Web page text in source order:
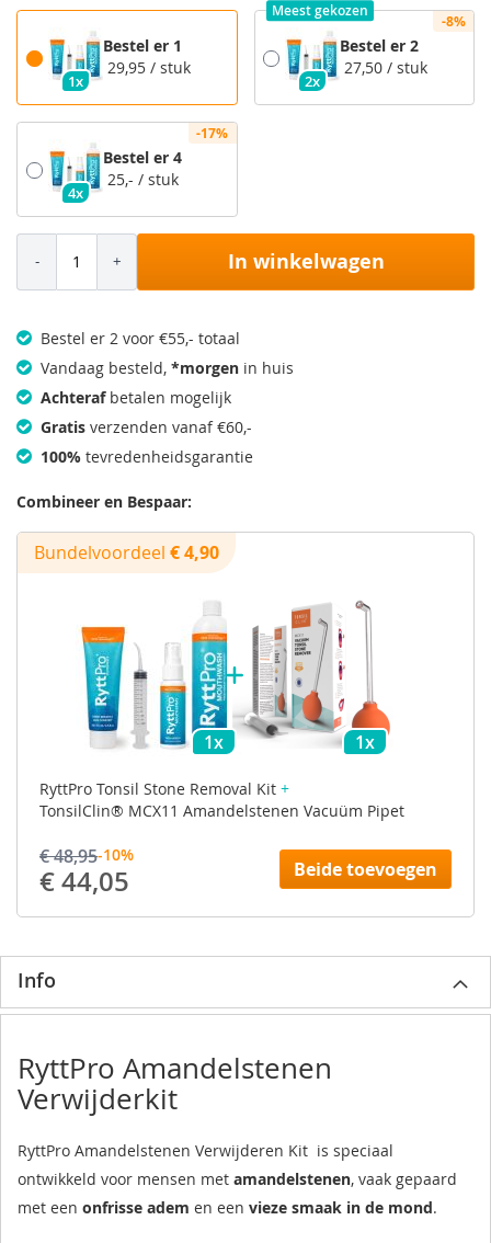
1x
Bestel er 1
29,95 / stuk
-8%
Meest gekozen
2x
Bestel er 2
27,50 / stuk
-17%
4x
Bestel er 4
25,- / stuk
In winkelwagen
Bestel er 2 voor €55,- totaal
Vandaag besteld, *morgen in huis
Achterafbetalen mogelijk
Gratis verzenden vanaf €60,-
100% tevredenheidsgarantie
Combineer en Bespaar:
Bundelvoordeel € 4,90
1x 1x
RyttPro Tonsil Stone Removal Kit +
TonsilClin® MCX11 Amandelstenen Vacuüm Pipet
€ 48,95-10%
€ 44,05 Beide toevoegen
Info
RyttPro Amandelstenen
Verwijderkit
RyttPro Amandelstenen Verwijderen Kit is speciaal
ontwikkeld voor mensen met amandelstenen, vaak gepaard
met een onfrisse adem en een vieze smaak in de mond.